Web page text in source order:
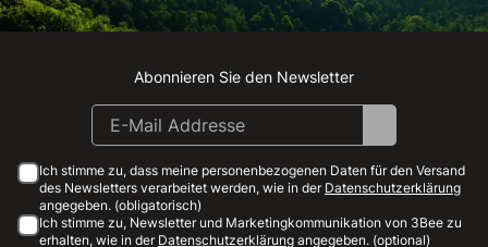
Instagram
Facebook
Linkedin
Youtube
Abonnieren Sie den Newsletter
Ich stimme zu, dass meine personenbezogenen Daten für den Versand
des Newsletters verarbeitet werden, wie in der Datenschutzerklärung
angegeben. (obligatorisch)
Ich stimme zu, Newsletter und Marketingkommunikation von 3Bee zu
erhalten, wie in der Datenschutzerklärung angegeben. (optional)